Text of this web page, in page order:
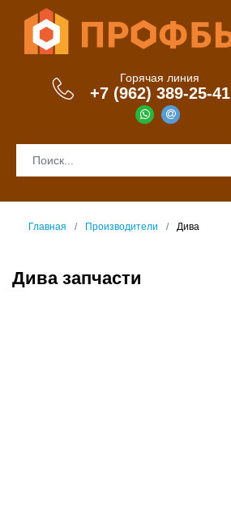
Горячая линия
+7 (962) 389-25-41
Главная Производители Дива
Дива запчасти